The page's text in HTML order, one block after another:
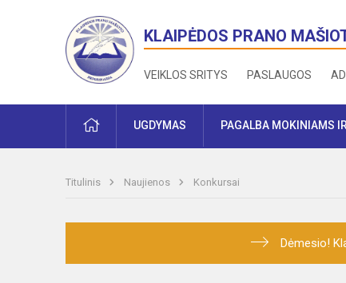
KLAIPĖDOS PRANO
VEIKLOS SRITYS PASLAUGOS
PRADŽIAUGDYMAS PAGALBA MOKINIAMS
Titulinis Naujienos Konkursai
Dėmesio!